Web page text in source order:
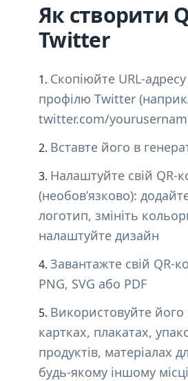
Як створити
Twitter
Скопіюйте URL-
профілю Twitter
twitter.com/
Вставте його в
Налаштуйте свій QR-
(необов’язково):
логотип, змініть
налаштуйте дизайн
Завантажте свій QR-
PNG, SVG або PDF
Використовуйте його
картках, плакатах,
продуктів, матеріалах
будь-якому іншому